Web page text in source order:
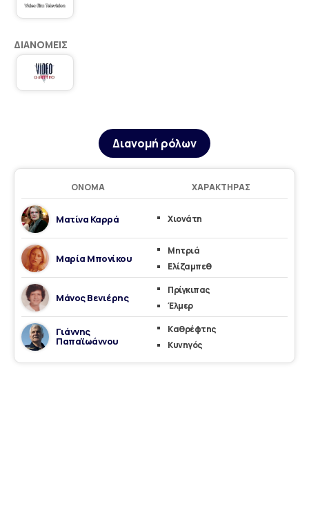
ΔΙΑΝΟΜΕΊΣ
Διανομή ρόλων
ΌΝΟΜΑ ΧΑΡΑΚΤΉΡΑΣ
Ματίνα Καρρά Χιονάτη
Μαρία Μπονίκου
Μητριά
Ελίζαμπεθ
Μάνος Βενιέρης
Πρίγκιπας
Έλμερ
Γιάννης
Παπαϊωάννου
Καθρέφτης
Κυνηγός